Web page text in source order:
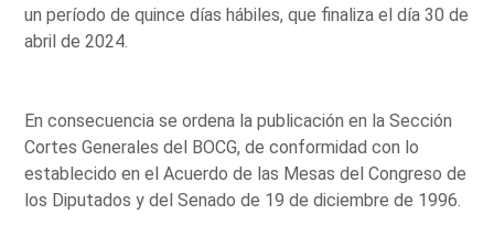
un período de quince días hábiles, que finaliza el día 30 de
abril de 2024.
En consecuencia se ordena la publicación en la Sección
Cortes Generales del BOCG, de conformidad con lo
establecido en el Acuerdo de las Mesas del Congreso de
los Diputados y del Senado de 19 de diciembre de 1996.